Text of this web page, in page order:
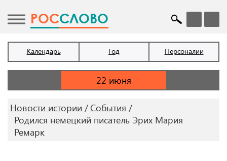
POCСЛОВО
Календарь Год Персоналии
Новости истории
События
Родился немецкий писатель Эрих Мария
Ремарк